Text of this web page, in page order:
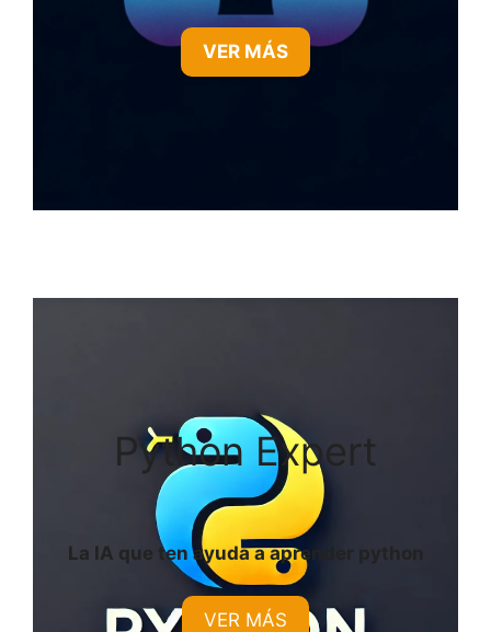
VER MÁS
Python Expert
La IA que ten ayuda a aprender python
VER MÁS